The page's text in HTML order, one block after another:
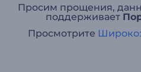
Просим прощения,
поддерживает
Просмотрите